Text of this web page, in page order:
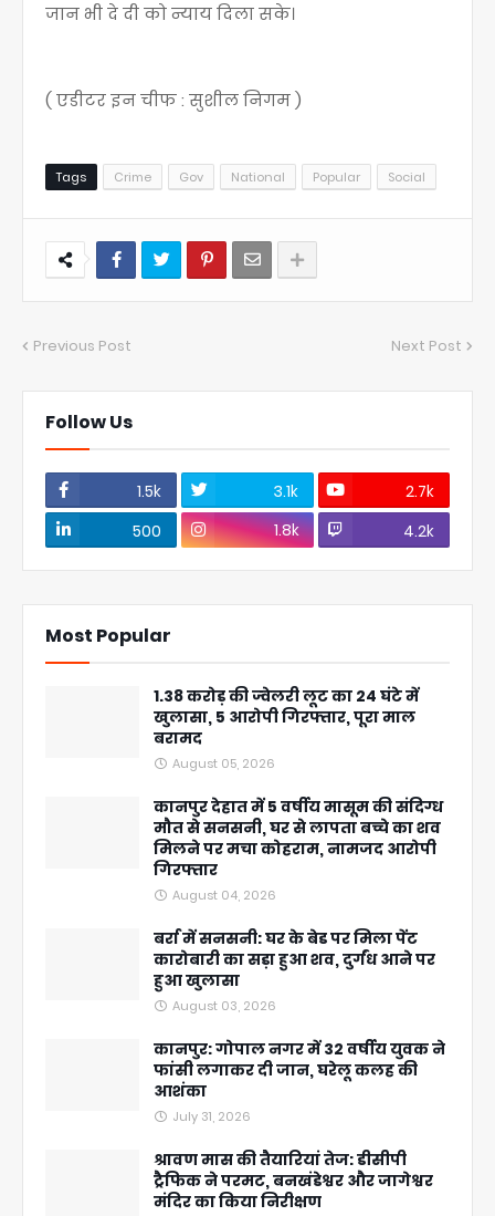
जान भी दे दी को न्याय दिला सके।
( एडीटर इन चीफ : सुशील निगम )
Tags Crime Gov National Popular Social
Previous Post Next Post
Follow Us
1.5k 3.1k
2.7k
500
1.8k 4.2k
Most Popular
1.38 करोड़ की ज्वेलरी लूट का 24 घंटे में
खुलासा, 5 आरोपी गिरफ्तार, पूरा माल
बरामद
August 05, 2026
कानपुर देहात में 5 वर्षीय मासूम की संदिग्ध
मौत से सनसनी, घर से लापता बच्चे का शव
मिलने पर मचा कोहराम, नामजद आरोपी
गिरफ्तार
August 04, 2026
बर्रा में सनसनी: घर के बेड पर मिला पेंट
कारोबारी का सड़ा हुआ शव, दुर्गंध आने पर
हुआ खुलासा
August 03, 2026
कानपुर: गोपाल नगर में 32 वर्षीय युवक ने
फांसी लगाकर दी जान, घरेलू कलह की
आशंका
July 31, 2026
श्रावण मास की तैयारियां तेज: डीसीपी
ट्रैफिक ने परमट, बनखंडेश्वर और जागेश्वर
मंदिर का किया निरीक्षण